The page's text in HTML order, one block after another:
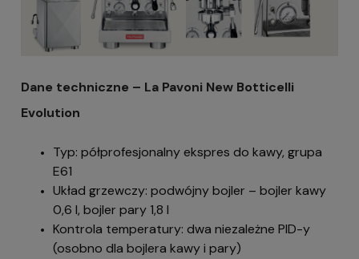
Dane techniczne – La Pavoni New Botticelli
Evolution
Typ: półprofesjonalny ekspres do kawy, grupa
E61
Układ grzewczy: podwójny bojler – bojler kawy
0,6 l, bojler pary 1,8 l
Kontrola temperatury: dwa niezależne PID-y
(osobno dla bojlera kawy i pary)